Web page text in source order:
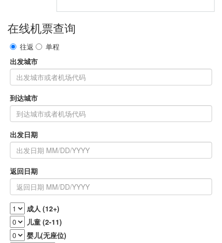
在线机票查询
往返
单程
出发城市
到达城市
出发日期
返回日期
成人 (12+)
儿童 (2-11)
婴儿(无座位)